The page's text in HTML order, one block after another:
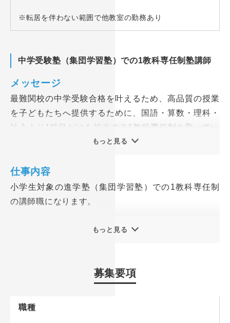
※転居を伴わない範囲で他教室の勤務あり
中学受験塾（集団学習塾）での1教科専任制塾講師
メッセージ
最難関校の中学受験合格を叶えるため、高品質の授業
を子どもたちへ提供するために、国語・算数・理科・
社会より1科目だけを担当する1教科専任制を取ってい
教室運営業務（営業や教室事務など）と講師業務を分
業しているため、講師業務に専念でき、ワークライフ
バランスも大切にして勤務することが可能です。
◆出身大学・学部・学科など問いません！
◆全国50教室以上ありますが、転居を伴う転勤はあり
もっと見る
仕事内容
小学生対象の進学塾（集団学習塾）での1教科専任制
の講師職になります。
入社後、1～6ヶ月程度かけて社内で設けている講師資
得意教科1科目を専任担当として業務をお任せしま
教室業務（営業や教室事務など）と分業する仕組みを
もっと見る
募集要項
職種